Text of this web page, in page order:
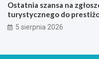
Ostatnia szansa na
turystycznego do
5 sierpnia 2026